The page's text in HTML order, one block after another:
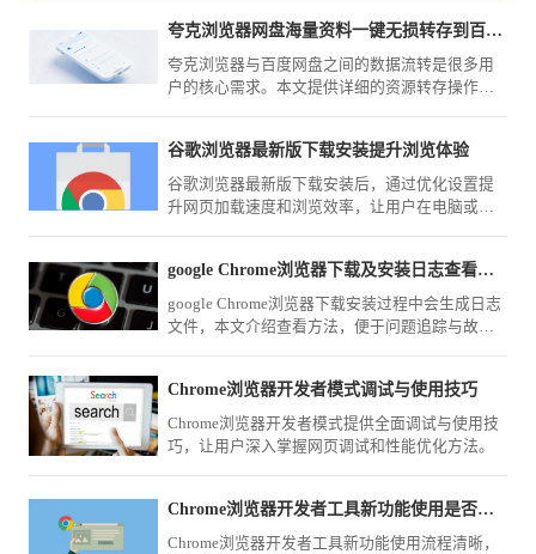
夸克浏览器网盘海量资料一键无损转存到百度网盘里
夸克浏览器与百度网盘之间的数据流转是很多用
户的核心需求。本文提供详细的资源转存操作指
百度网盘，解决跨平台资源管理难题。
谷歌浏览器最新版下载安装提升浏览体验
谷歌浏览器最新版下载安装后，通过优化设置提
升网页加载速度和浏览效率，让用户在电脑或手
google Chrome浏览器下载及安装日志查看方法
google Chrome浏览器下载安装过程中会生成日志
文件，本文介绍查看方法，便于问题追踪与故障
Chrome浏览器开发者模式调试与使用技巧
Chrome浏览器开发者模式提供全面调试与使用技
巧，让用户深入掌握网页调试和性能优化方法。
Chrome浏览器开发者工具新功能使用是否复杂
Chrome浏览器开发者工具新功能使用流程清晰，